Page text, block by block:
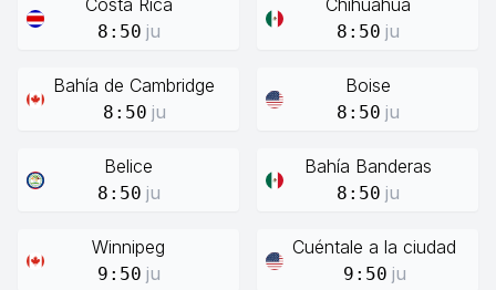
Costa Rica
8:50 ju
Chihuahua
8:50 ju
Bahía de Cambridge
8:50 ju
Boise
8:50 ju
Belice
8:50 ju
Bahía Banderas
8:50 ju
Winnipeg
9:50 ju
Cuéntale a la ciudad
9:50 ju